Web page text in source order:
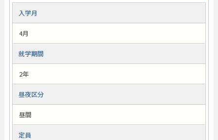
入学月
4月
就学期間
2年
昼夜区分
昼間
定員